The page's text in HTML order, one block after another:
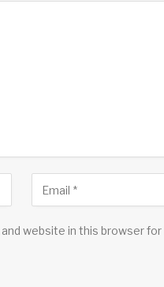
and website in this browser